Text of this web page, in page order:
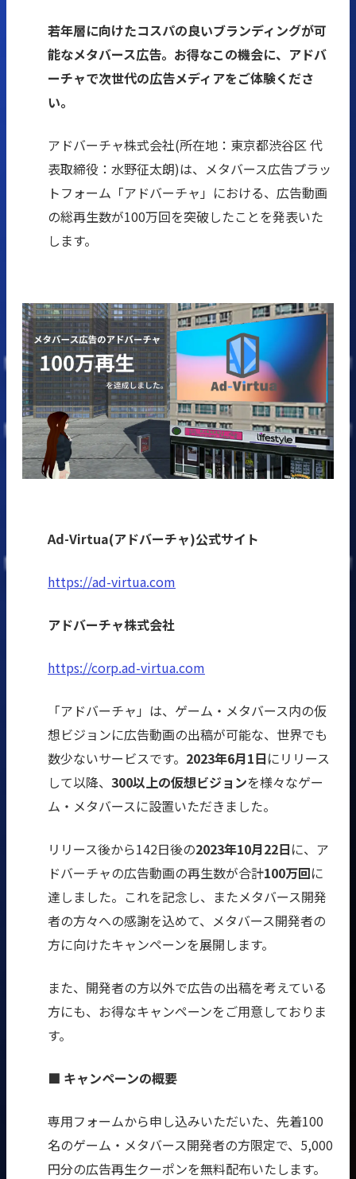
若年層に向けたコスパの良いブランディングが可
能なメタバース広告。お得なこの機会に、アドバ
ーチャで次世代の広告メディアをご体験くださ
い。
アドバーチャ株式会社(所在地：東京都渋谷区 代
表取締役：水野征太朗)は、メタバース広告プラッ
トフォーム「アドバーチャ」における、広告動画
の総再生数が100万回を突破したことを発表いた
します。
Ad-Virtua(アドバーチャ)公式サイト
https://ad-virtua.com
アドバーチャ株式会社
https://corp.ad-virtua.com
「アドバーチャ」は、ゲーム・メタバース内の仮
想ビジョンに広告動画の出稿が可能な、世界でも
数少ないサービスです。 2023年6月1日にリリース
して以降、 300以上の仮想ビジョンを様々なゲー
ム・メタバースに設置いただきました。
リリース後から142日後の2023年10月22日に、ア
ドバーチャの広告動画の再生数が合計100万回に
達しました。これを記念し、またメタバース開発
者の方々への感謝を込めて、メタバース開発者の
方に向けたキャンペーンを展開します。
また、開発者の方以外で広告の出稿を考えている
方にも、お得なキャンペーンをご用意しておりま
す。
■ キャンペーンの概要
専用フォームから申し込みいただいた、先着100
名のゲーム・メタバース開発者の方限定で、5,000
円分の広告再生クーポンを無料配布いたします。